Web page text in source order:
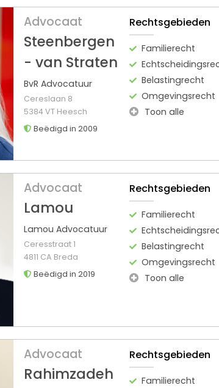
Advocaat
Steenbergen
- van Straten
BvR Advocatuur
Cereslaan 8
5384 VT Heesch
Beëdigd in 2009
Rechtsgebieden
Familierecht
Belastingrecht
Omgevingsrecht
Toon alle
Advocaat
Lamou
Lamou Advocatuur
Ceresstraat 1
4811 CA Breda
Beëdigd in 2019
Rechtsgebieden
Familierecht
Belastingrecht
Omgevingsrecht
Toon alle
Advocaat
Rahimzadeh
Rechtsgebieden
Familierecht